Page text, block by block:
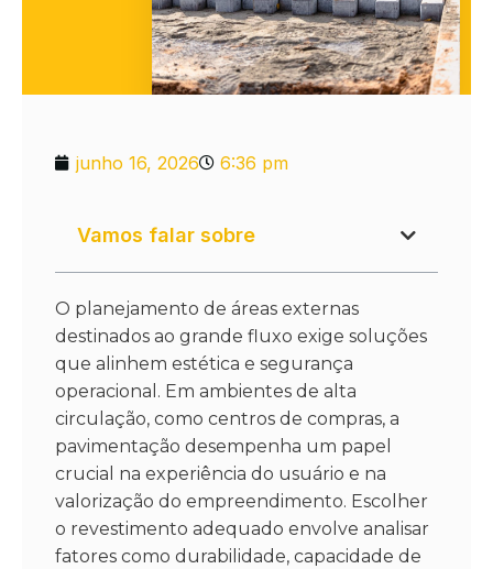
junho 16, 2026 6:36 pm
Vamos falar sobre
O planejamento de áreas externas
destinados ao grande fluxo exige soluções
que alinhem estética e segurança
operacional. Em ambientes de alta
circulação, como centros de compras, a
pavimentação desempenha um papel
crucial na experiência do usuário e na
valorização do empreendimento. Escolher
o revestimento adequado envolve analisar
fatores como durabilidade, capacidade de